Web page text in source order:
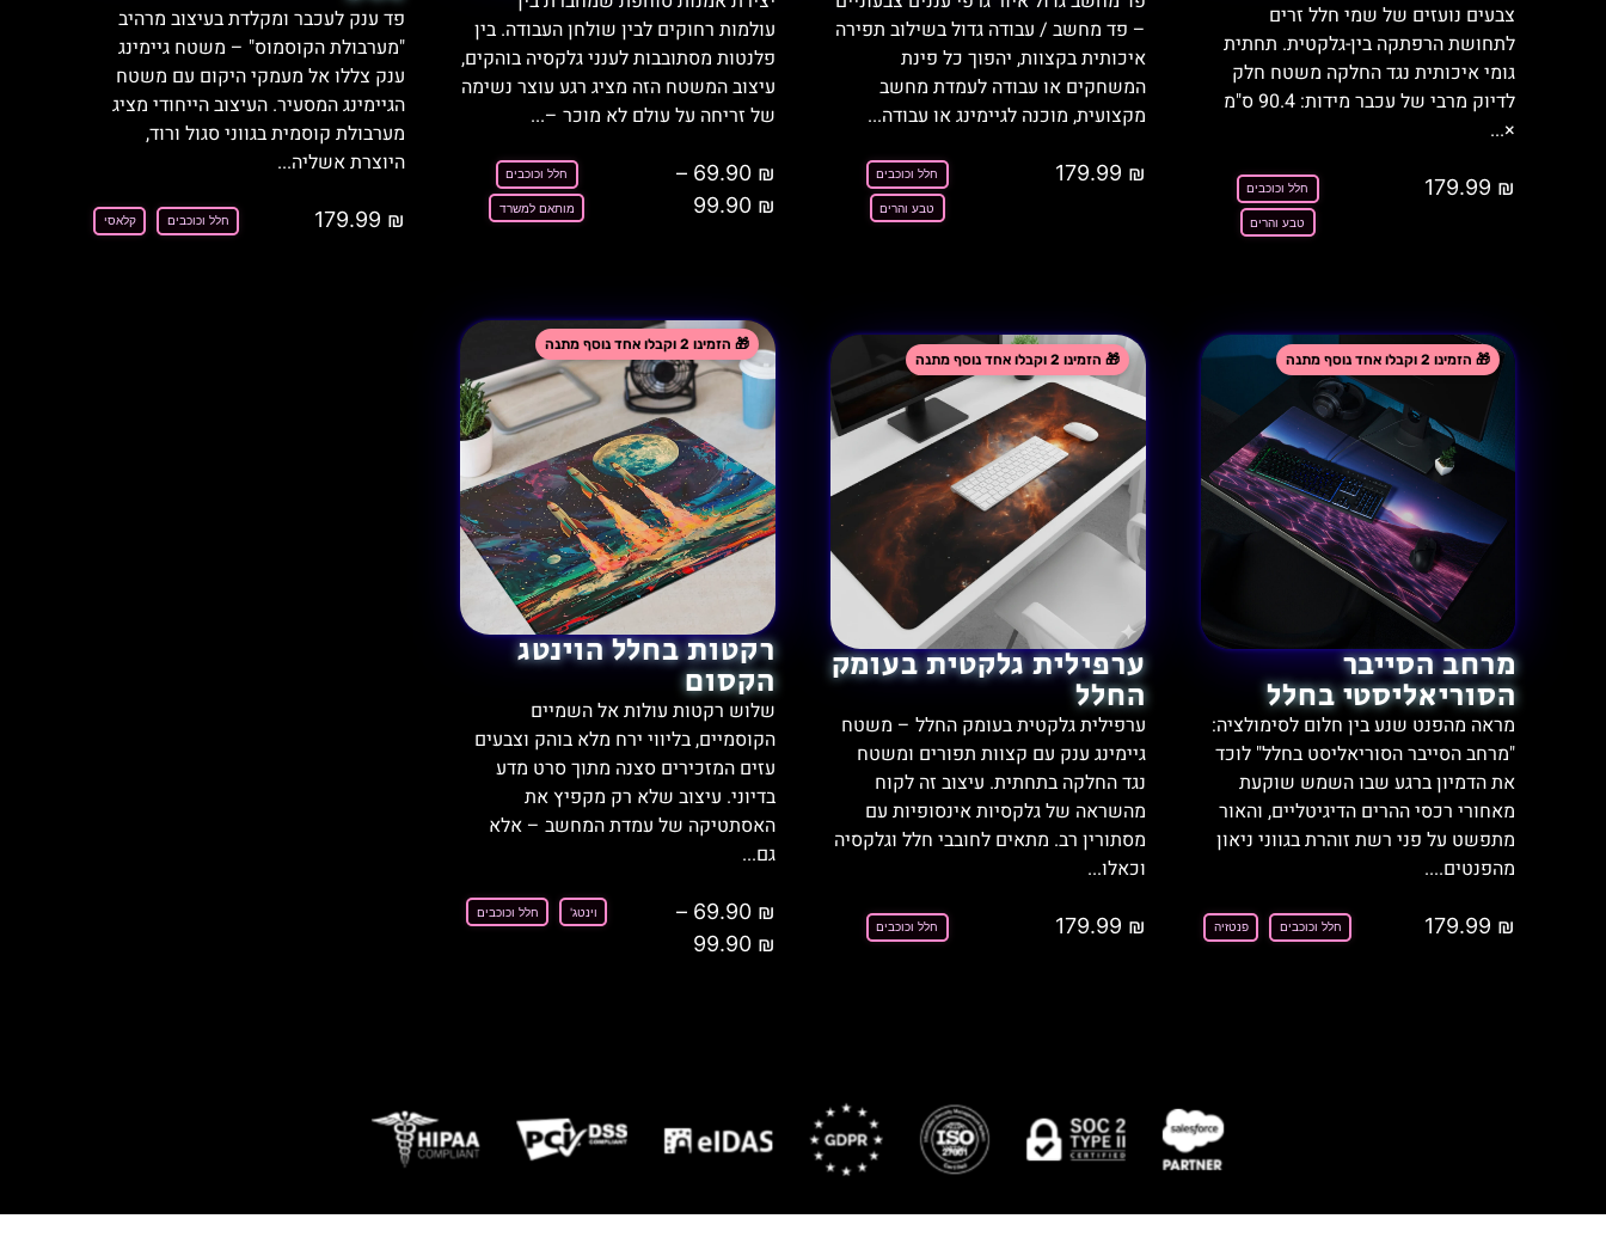
צבעים נועזים של שמי חלל זרים
לתחושת הרפתקה בין-גלקטית. תחתית
גומי איכותית נגד החלקה משטח חלק
לדיוק מרבי של עכבר מידות: 90.4 ס"מ
×...
179.99 ₪ חלל וכוכבים
טבע והרים
– פד מחשב / עבודה גדול בשילוב תפירה
איכותית בקצוות, יהפוך כל פינת
המשחקים או עבודה לעמדת מחשב
מקצועית, מוכנה לגיימינג או עבודה...
179.99 ₪ חלל וכוכבים
טבע והרים
עולמות רחוקים לבין שולחן העבודה. בין
פלנטות מסתובבות לענני גלקסיה בוהקים,
עיצוב המשטח הזה מציג רגע עוצר נשימה
של זריחה על עולם לא מוכר –...
69.90 ₪
–
99.90 ₪
חלל וכוכבים
מותאם למשרד
פד ענק לעכבר ומקלדת בעיצוב מרהיב
"מערבולת הקוסמוס" – משטח גיימינג
ענק צללו אל מעמקי היקום עם משטח
הגיימינג המסעיר. העיצוב הייחודי מציג
מערבולת קוסמית בגווני סגול ורוד,
היוצרת אשליה...
179.99 ₪ חלל וכוכבים קלאסי
מרחב הסייבר
הסוריאליסטי בחלל
מראה מהפנט שנע בין חלום לסימולציה:
"מרחב הסייבר הסוריאליסט בחלל" לוכד
את הדמיון ברגע שבו השמש שוקעת
מאחורי רכסי ההרים הדיגיטליים, והאור
מתפשט על פני רשת זוהרת בגווני ניאון
מהפנטים....
179.99 ₪ חלל וכוכבים פנטזיה
ערפילית גלקטית בעומק
החלל
ערפילית גלקטית בעומק החלל – משטח
גיימינג ענק עם קצוות תפורים ומשטח
נגד החלקה בתחתית. עיצוב זה לקוח
מהשראה של גלקסיות אינסופיות עם
מסתורין רב. מתאים לחובבי חלל וגלקסיה
וכאלו...
179.99 ₪ חלל וכוכבים
רקטות בחלל הוינטג
הקסום
שלוש רקטות עולות אל השמיים
הקוסמיים, בליווי ירח מלא בוהק וצבעים
עזים המזכירים סצנה מתוך סרט מדע
בדיוני. עיצוב שלא רק מקפיץ את
האסתטיקה של עמדת המחשב – אלא
גם...
69.90 ₪
–
99.90 ₪
וינטג' חלל וכוכבים